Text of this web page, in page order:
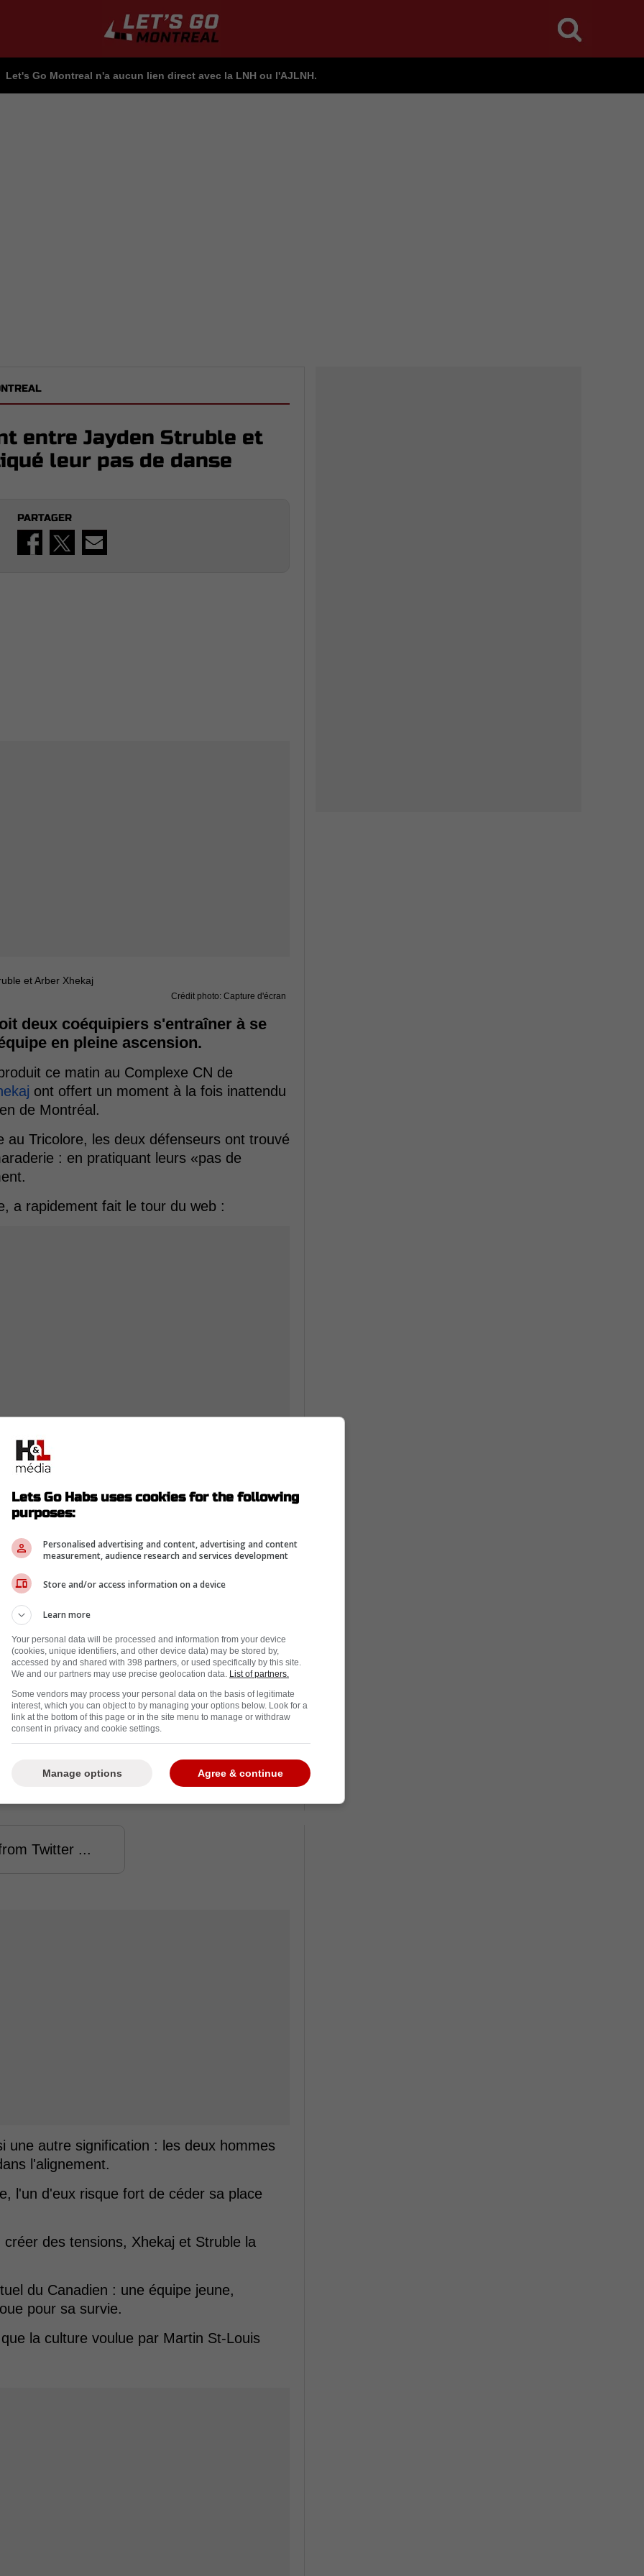
Let's Go Montreal n'a aucun lien direct avec la LNH ou l'AJLNH.
entre Jayden Struble et
leur pas de danse
PARTAGER
Crédit photo: Capture d'écran
deux coéquipiers s'entraîner à se
en pleine ascension.
ce matin au Complexe CN de
ont offert un moment à la fois inattendu
de Montréal.
Tricolore, les deux défenseurs ont trouvé
: en pratiquant leurs «pas de
a rapidement fait le tour du web :
de danse après l'entraînement. Tous
Twitter ...
Struble et Arber Xhekaj avant le
comme l'un des durs à cuire les plus
une carrure plus modeste, n'a rien à lui
- deux séquences qui ont confirmé qu'il
Twitter ...
une autre signification : les deux hommes
l'alignement.
l'un d'eux risque fort de céder sa place
des tensions, Xhekaj et Struble la
du Canadien : une équipe jeune,
pour sa survie.
la culture voulue par Martin St-Louis
Lets Go Habs uses cookies for the following
purposes:
Personalised advertising and content, advertising and content
measurement, audience research and services development
Store and/or access information on a device
Learn more
Your personal data will be processed and information from your device
(cookies, unique identifiers, and other device data) may be stored by,
accessed by and shared with 398 partners, or used specifically by this site.
We and our partners may use precise geolocation data. List of partners.
Some vendors may process your personal data on the basis of legitimate
interest, which you can object to by managing your options below. Look for a
link at the bottom of this page or in the site menu to manage or withdraw
consent in privacy and cookie settings.
Agree & continue
Manage options